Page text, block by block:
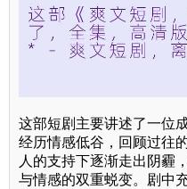
这部短剧主要讲述了一位
经历情感低谷，回顾过往
人的支持下逐渐走出阴霾
与情感的双重蜕变。剧中